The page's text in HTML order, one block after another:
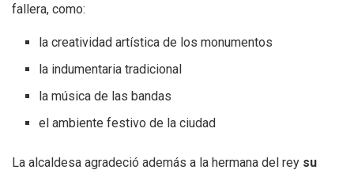
fallera, como:
la creatividad artística de los monumentos
la indumentaria tradicional
la música de las bandas
el ambiente festivo de la ciudad
La alcaldesa agradeció además a la hermana del rey su